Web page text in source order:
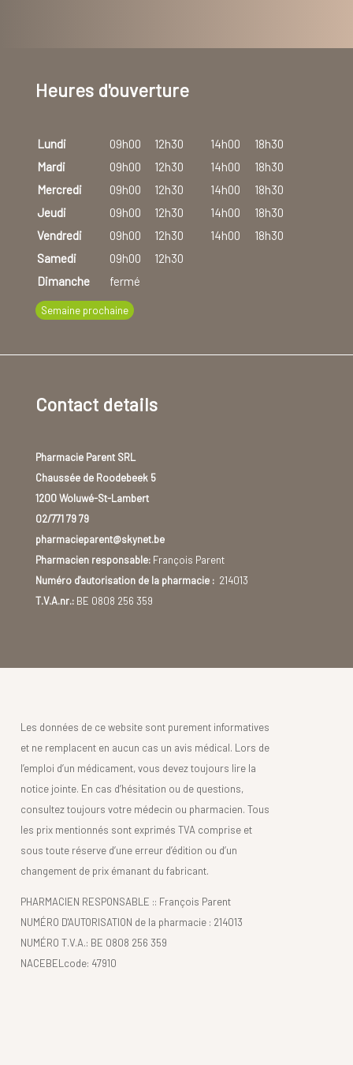
Heures d'ouverture
Lundi 09h00 12h30 14h00
18h30
Mardi
09h00 12h30 14h00
18h30
Mercredi
09h00 12h30 14h00
18h30
Jeudi
09h00 12h30 14h00
18h30
Vendredi
09h00 12h30 14h00
18h30
Samedi
09h00
12h30
Dimanche
fermé
Semaine prochaine
Contact details
Pharmacie Parent SRL
Chaussée de Roodebeek 5
1200 Woluwé-St-Lambert
02/771 79 79
pharmacieparent@skynet.be
Pharmacien responsable:François Parent
Numéro d'autorisation de la pharmacie :214013
T.V.A.nr.:BE 0808 256 359
Les données de ce website sont purement informatives
et ne remplacent en aucun cas un avis médical. Lors de
l’emploi d’un médicament, vous devez toujours lire la
notice jointe. En cas d’hésitation ou de questions,
consultez toujours votre médecin ou pharmacien. Tous
les prix mentionnés sont exprimés TVA comprise et
sous toute réserve d’une erreur d’édition ou d’un
changement de prix émanant du fabricant.
PHARMACIEN RESPONSABLE :: François Parent
NUMÉRO D'AUTORISATION de la pharmacie : 214013
NUMÉRO T.V.A.: BE 0808 256 359
NACEBELcode: 47910